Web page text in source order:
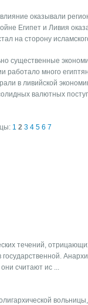
оказывали
Египет и Ливия
на сторону
существенные
работало много
в ливийской
валютных
1 2 3 4 5 6 7
течений,
считают ис ...